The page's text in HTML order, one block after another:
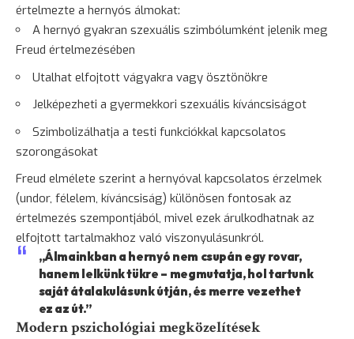
értelmezte a hernyós álmokat:
A hernyó gyakran szexuális szimbólumként jelenik meg
Freud értelmezésében
Utalhat elfojtott vágyakra vagy ösztönökre
Jelképezheti a gyermekkori szexuális kíváncsiságot
Szimbolizálhatja a testi funkciókkal kapcsolatos
szorongásokat
Freud elmélete szerint a hernyóval kapcsolatos érzelmek
(undor, félelem, kíváncsiság) különösen fontosak az
értelmezés szempontjából, mivel ezek árulkodhatnak az
elfojtott tartalmakhoz való viszonyulásunkról.
„Álmainkban a hernyó nem csupán egy rovar,
hanem lelkünk tükre – megmutatja, hol tartunk
saját átalakulásunk útján, és merre vezethet
ez az út.”
Modern pszichológiai megközelítések